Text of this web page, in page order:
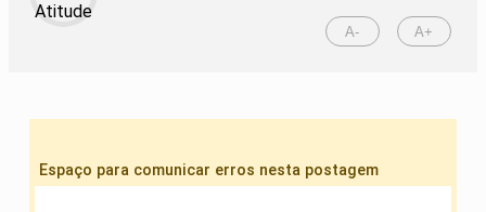
A- A+
Espaço para comunicar erros nesta postagem